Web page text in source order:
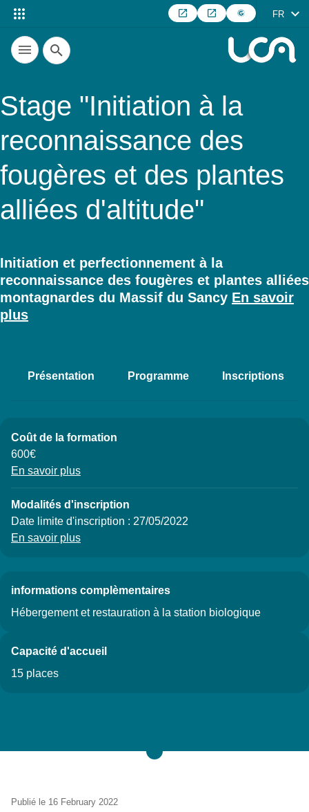
FR
Recherche
Stage "Initiation à la
reconnaissance des
fougères et des plantes
alliées d'altitude"
Résumé
Initiation et perfectionnement à la
reconnaissance des fougères et plantes alliées
montagnardes du Massif du Sancy En savoir
plus
Accéder aux sections de la
Présentation Programme Inscriptions
Détails
Coût de la formation
600€
En savoir plus
Modalités d'inscription
Date limite d'inscription : 27/05/2022
En savoir plus
informations complèmentaires
Hébergement et restauration à la station biologique
Capacité d'accueil
15 places
Publié le 16 February 2022